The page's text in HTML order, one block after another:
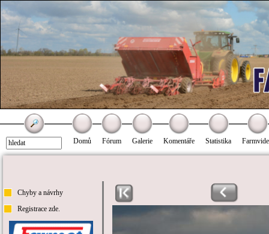
Domů Fórum Galerie Komentáře Statistika
Chyby a návrhy
Registrace zde.